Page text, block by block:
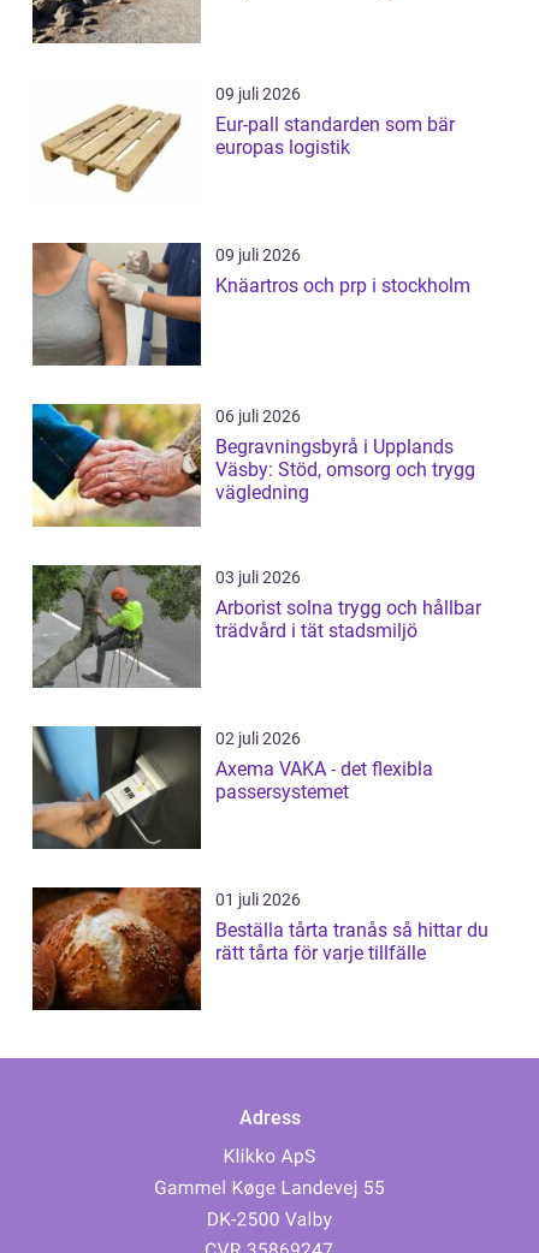
09 juli 2026
Eur-pall standarden som bär
europas logistik
09 juli 2026
Knäartros och prp i stockholm
06 juli 2026
Begravningsbyrå i Upplands
Väsby: Stöd, omsorg och trygg
vägledning
03 juli 2026
Arborist solna trygg och hållbar
trädvård i tät stadsmiljö
02 juli 2026
Axema VAKA - det flexibla
passersystemet
01 juli 2026
Beställa tårta tranås så hittar du
rätt tårta för varje tillfälle
Adress